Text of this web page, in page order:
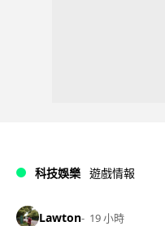
科技娛樂 遊戲情報
Lawton 19 小時